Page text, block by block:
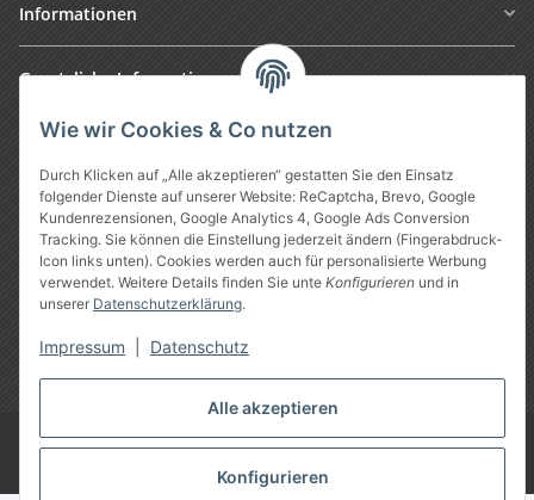
Alle akzeptieren
Konfigurieren
Wie wir Cookies & Co nutzen
Durch Klicken auf „Alle akzeptieren“ gestatten Sie den Einsatz
folgender Dienste auf unserer Website: ReCaptcha, Brevo, Google
Kundenrezensionen, Google Analytics 4, Google Ads Conversion
Tracking. Sie können die Einstellung jederzeit ändern (Fingerabdruck-
Icon links unten). Cookies werden auch für personalisierte Werbung
verwendet. Weitere Details finden Sie unte Konfigurieren und in
unserer Datenschutzerklärung.
Impressum Datenschutz
Informationen
Gesetzliche Informationen
Vertrag widerrufen
* Alle Preise inkl. gesetzlicher USt., zzgl.Versand
Google Analytics deaktivieren